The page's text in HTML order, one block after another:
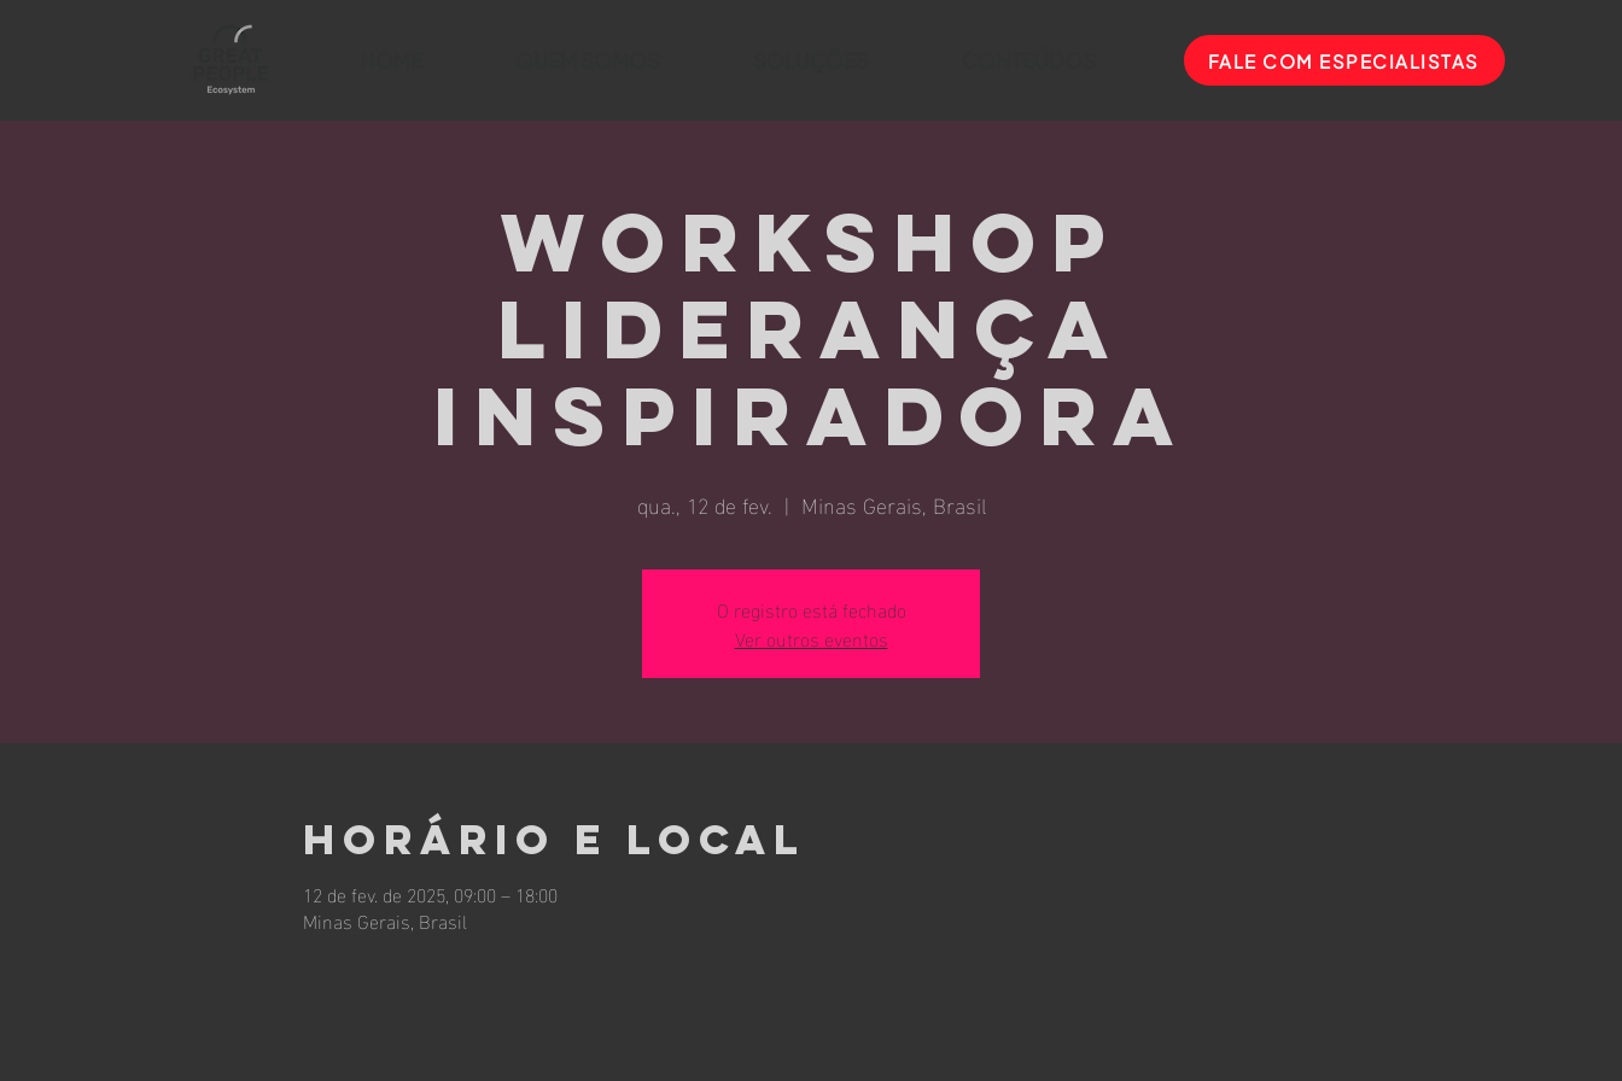
FALE COM ESPECIALISTAS
Workshop
Liderança
inspiradora
qua., 12 de fev.
  |
Minas Gerais, Brasil
O registro está fechado
Ver outros eventos
Horário e local
12 de fev. de 2025, 09:00 – 18:00
Minas Gerais, Brasil